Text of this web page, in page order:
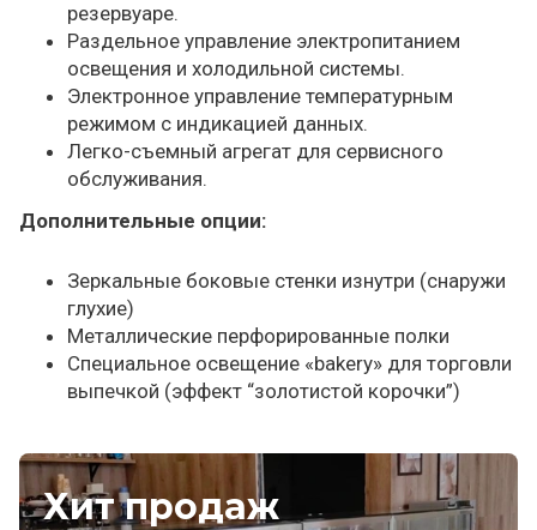
Хит продаж
резервуаре.
Раздельное управление электропитанием
освещения и холодильной системы.
Электронное управление температурным
режимом с индикацией данных.
Легко-съемный агрегат для сервисного
обслуживания.
Дополнительные опции:
Зеркальные боковые стенки изнутри (снаружи
глухие)
Металлические перфорированные полки
Специальное освещение «bakery» для торговли
выпечкой (эффект “золотистой корочки”)